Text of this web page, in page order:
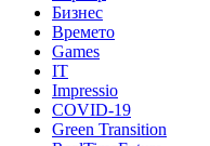
Бизнес
Времето
Games
IT
Impressio
COVID-19
Green Transition